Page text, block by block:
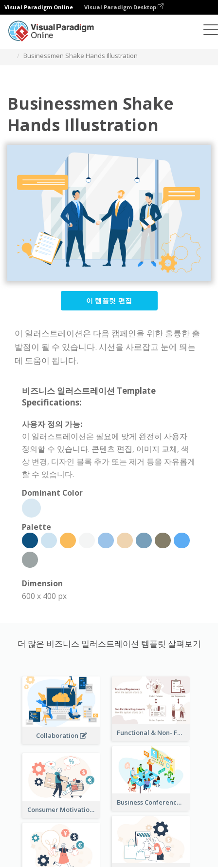
Visual Paradigm Online Visual Paradigm Desktop
Businessmen Shake Hands Illustration
Businessmen Shake
Hands Illustration
이 템플릿 편집
이 일러스트레이션은 다음 캠페인을 위한 훌륭한 출
발점이 될 수 있습니다. 시선을 사로잡고 눈에 띄는
데 도움이 됩니다.
비즈니스 일러스트레이션 Template
Specifications:
사용자 정의 가능:
이 일러스트레이션은 필요에 맞게 완전히 사용자
정의할 수 있습니다. 콘텐츠 편집, 이미지 교체, 색
상 변경, 디자인 블록 추가 또는 제거 등을 자유롭게
할 수 있습니다.
Dominant Color
Palette
Dimension
600 x 400 px
더 많은 비즈니스 일러스트레이션 템플릿 살펴보기
Collaboration Functional & Non- Functional Requirements Illustration
Business Conference Illustration
Consumer Motivation Illustration